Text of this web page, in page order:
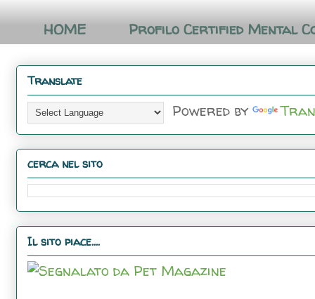
HOME Profilo Certified Mental
Translate
Powered by
cerca nel sito
Il sito piace....